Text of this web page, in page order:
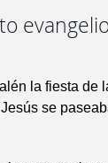
la fiesta de
se